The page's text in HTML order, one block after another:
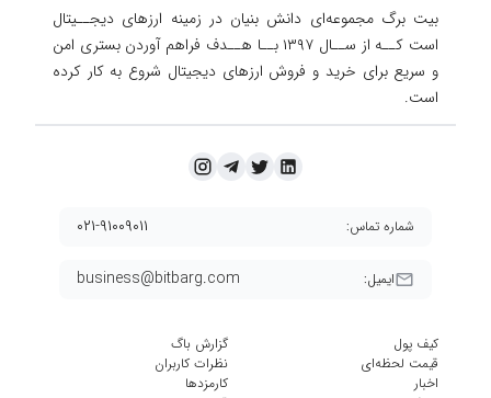
بیت برگ مجموعه‌ای دانش بنیان در زمینه ارزهای دیجــیتال
است کــه از ســال ۱۳۹۷ بــا هــدف فراهم آوردن
بستری امن
و سریع برای خرید و فروش ارزهای دیجیتال شروع به کار کرده
است.
ایمیل: business@bitbarg.com
شماره تماس: ۰۲۱-۹۱۰۰۹۰۱۱
کیف پول
قیمت لحظه‌ای
اخبار
گزارش باگ
نظرات کاربران
کارمزد‌ها